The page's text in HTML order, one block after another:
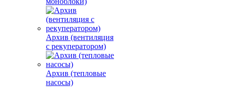
Архив (вентиляция
с рекуператором)
Архив (тепловые
насосы)